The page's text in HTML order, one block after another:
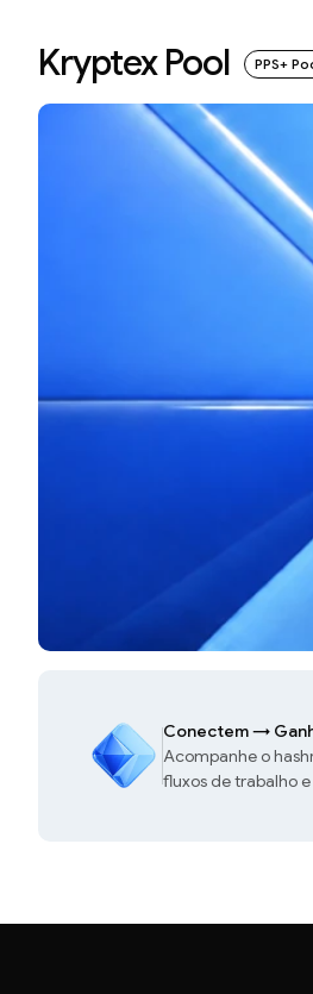
Kryptex Pool PPS+
Conectem→
Acompanhe o
fluxos de trabalho